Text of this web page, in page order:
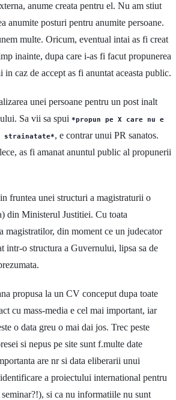
anume creata pentru el. Nu am stiut
anumite posturi pentru anumite persoane.
multe. Oricum, eventual intai as fi creat
inainte, dupa care i-as fi facut propunerea
caz de accept as fi anuntat aceasta public.
unei persoane pentru un post inalt
Sa vii sa spui *propun pe X care nu e
, e contrar unui PR sanatos.
as fi amanat anuntul public al propunerii
fruntea unei structuri a magistraturii o
din Ministerul Justitiei. Cu toata
magistratilor, din moment ce un judecator
intr-o structura a Guvernului, lipsa sa de
propusa la un CV conceput dupa toate
cu mass-media e cel mai important, iar
o data greu o mai dai jos. Trec peste
si nepus pe site sunt f.multe date
are nr si data eliberarii unui
a proiectului international pentru
si ca nu informatiile nu sunt